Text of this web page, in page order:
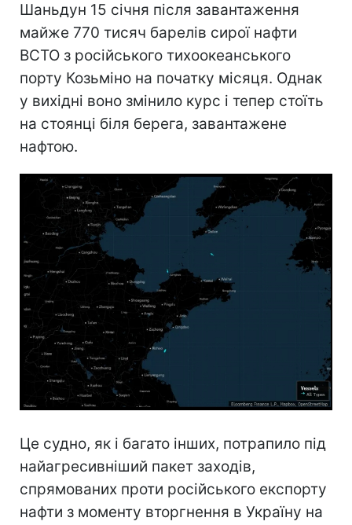
Шаньдун 15 січня після завантаження
майже 770 тисяч барелів сирої нафти
ВСТО з російського тихоокеанського
порту Козьміно на початку місяця. Однак
у вихідні воно змінило курс і тепер стоїть
на стоянці біля берега, завантажене
нафтою.
Це судно, як і багато інших, потрапило під
найагресивніший пакет заходів,
спрямованих проти російського експорту
нафти з моменту вторгнення в Україну на